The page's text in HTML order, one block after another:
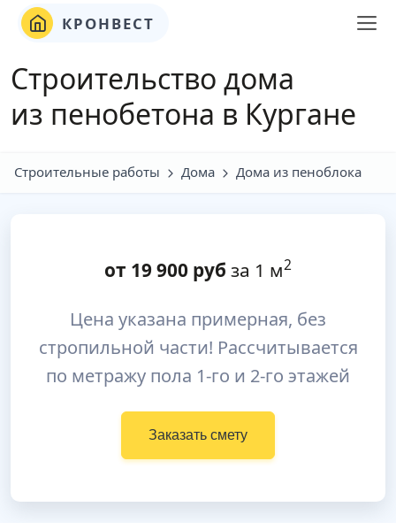
КРОНВЕСТ
Строительство дома
из пенобетона в Кургане
Строительные работы Дома Дома из пеноблока
от 19 900 руб за 1 м2
Цена указана примерная, без
стропильной части! Рассчитывается
по метражу пола 1-го и 2-го этажей
Заказать смету